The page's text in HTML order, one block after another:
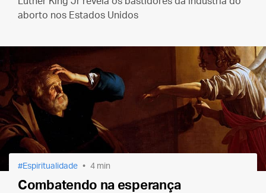
aborto nos Estados Unidos
Espiritualidade 4 min
Combatendo na esperança